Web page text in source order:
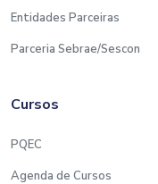
Entidades Parceiras
Parceria Sebrae/Sescon
Cursos
PQEC
Agenda de Cursos